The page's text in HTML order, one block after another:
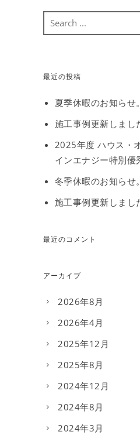
最近の投稿
夏季休暇のお知らせ。
施工事例更新しまし
2025年度 ハウス・
インエナジー特別優
冬季休暇のお知らせ。
施工事例更新しまし
最近のコメント
アーカイブ
2026年8月
2026年4月
2025年12月
2025年8月
2024年12月
2024年8月
2024年3月